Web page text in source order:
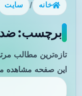
خانه / سایت
برچسب: ضد
تازه‌ترین مطالب
این صفحه مشاهده